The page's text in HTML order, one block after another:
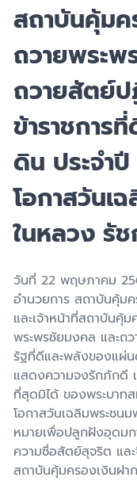
สถาบันคุ้ม
ถวายพระ
ถวายสัตย์
ข้าราชการ
ดิน ประจำ
โอกาสวันเ
ในหลวง รั
วันที่ 22 พฤษภาคม
อำนวยการ สถาบันคุ้ม
และเจ้าหน้าที่สถาบันคุ้
พระพรชัยมงคล และถ
รัฐที่ดีและพลังของแผ่น
แสดงความจงรักภักดี
ที่สุดมิได้ ของพระบาทส
โอกาสวันเฉลิมพระชนม
หมายเพื่อปลูกฝังอุดม
ความซื่อสัตย์สุจริต แ
สถาบันคุ้มครองเงินฝาก